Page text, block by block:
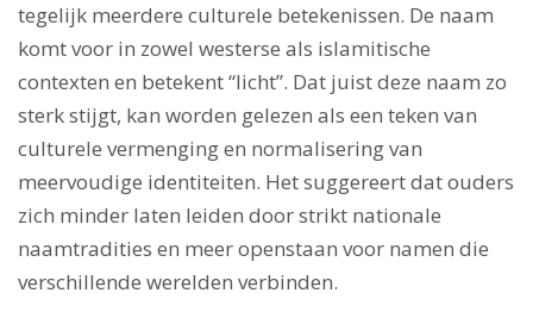
tegelijk meerdere culturele betekenissen. De naam
komt voor in zowel westerse als islamitische
contexten en betekent “licht”. Dat juist deze naam zo
sterk stijgt, kan worden gelezen als een teken van
culturele vermenging en normalisering van
meervoudige identiteiten. Het suggereert dat ouders
zich minder laten leiden door strikt nationale
naamtradities en meer openstaan voor namen die
verschillende werelden verbinden.